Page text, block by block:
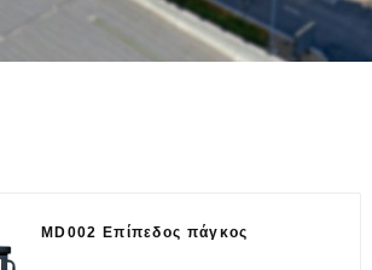
MD002 Επίπεδος πάγκος